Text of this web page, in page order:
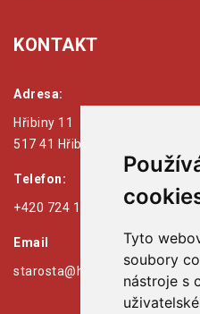
Tyto
soubory
nástroje s
KONTAKT
Adresa:
Hřibiny 11
517 41 Hřibiny - Ledská
Telefon:
+420 724 179 125
Email
starosta@hribiny-ledska.cz